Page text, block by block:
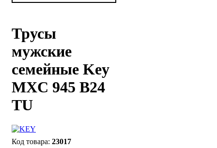
Трусы
мужские
семейные Key
MXC 945 В24
TU
23017